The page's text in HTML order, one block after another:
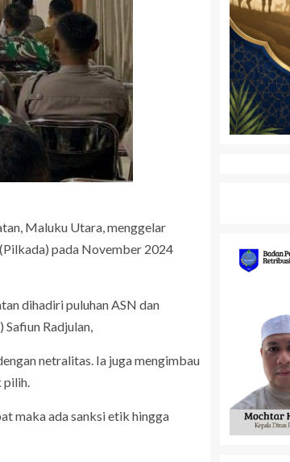
Maluku Utara, menggelar
pada November 2024
dihadiri puluhan ASN dan
Radjulan,
netralitas. Ia juga mengimbau
maka ada sanksi etik hingga